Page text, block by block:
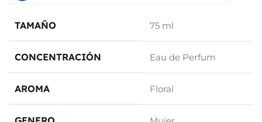
TAMAÑO 75 ml
CONCENTRACIÓN Eau de Perfum
AROMA Floral